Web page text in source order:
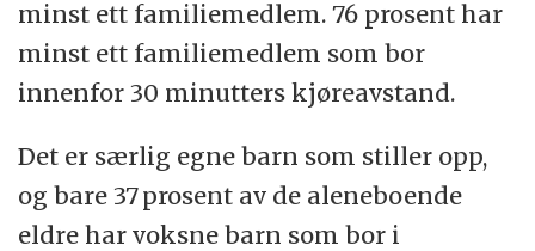
minst ett familiemedlem. 76 prosent har
minst ett familiemedlem som bor
innenfor 30 minutters kjøreavstand.
Det er særlig egne barn som stiller opp,
og bare 37 prosent av de aleneboende
eldre har voksne barn som bor i